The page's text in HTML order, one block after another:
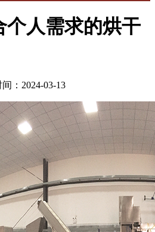
个人需求的烘干
：2024-03-13